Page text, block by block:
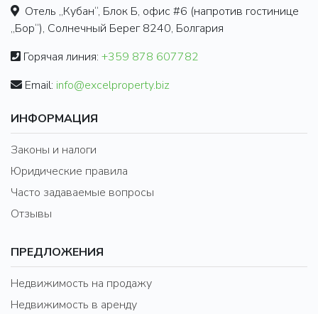
Отель „Кубан“, Блок Б, офис #6 (напротив гостинице
„Бор“), Солнечный Берег 8240, Болгария
Горячая линия: +359 878 607782
Email: info@excelproperty.biz
ИНФОРМАЦИЯ
Законы и налоги
Юридические правила
Часто задаваемые вопросы
Отзывы
ПРЕДЛОЖЕНИЯ
Недвижимость на продажу
Недвижимость в аренду